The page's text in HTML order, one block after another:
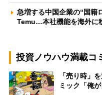
急増する中国企業の“国籍
Temu…本社機能を海外に
投資ノウハウ満載コ
「売り時」
ミック「俺